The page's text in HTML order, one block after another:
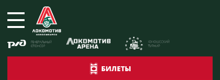
БИЛЕТЫ